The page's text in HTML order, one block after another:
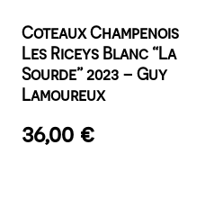
Coteaux Champenois
Les Riceys Blanc “La
Sourde” 2023 – Guy
Lamoureux
36,00 €